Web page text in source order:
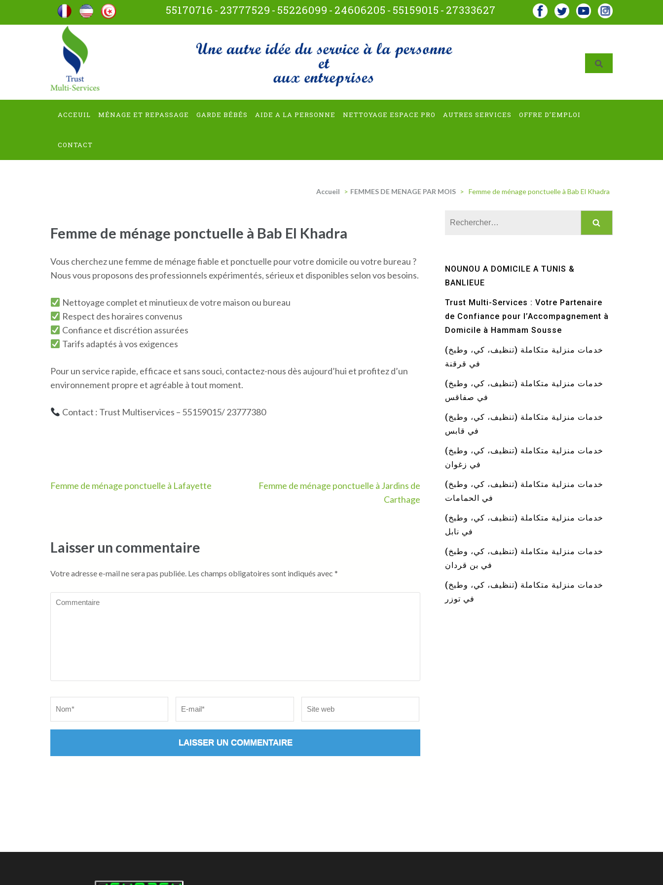
55170716 - 23777529 - 55226099 - 24606205 - 55159015 - 27333627
trust-multiservices
ACCEUIL MÉNAGE ET REPASSAGE GARDE BÉBÉS AIDE A LA PERSONNE NETTOYAGE ESPACE PRO AUTRES SERVICES OFFRE D’EMPLOI
CONTACT
Accueil > FEMMES DE MENAGE PAR MOIS > Femme de ménage ponctuelle à Bab El Khadra
Femme de ménage ponctuelle à Bab El Khadra
Vous cherchez une femme de ménage fiable et ponctuelle pour votre domicile ou votre bureau ?
Nous vous proposons des professionnels expérimentés, sérieux et disponibles selon vos besoins.
Nettoyage complet et minutieux de votre maison ou bureau
Respect des horaires convenus
Confiance et discrétion assurées
Tarifs adaptés à vos exigences
Pour un service rapide, efficace et sans souci, contactez-nous dès aujourd’hui et profitez d’un
environnement propre et agréable à tout moment.
Contact : Trust Multiservices – 55159015/ 23777380
Navigation
Femme de ménage ponctuelle à Lafayette
Femme de ménage ponctuelle à Jardins de
Carthage
Laisser un commentaire
Votre adresse e-mail ne sera pas publiée. Les champs obligatoires sont indiqués avec *
Commentaire
Rechercher :
NOUNOU A DOMICILE A TUNIS &
BANLIEUE
Trust Multi-Services : Votre Partenaire
de Confiance pour l’Accompagnement à
Domicile à Hammam Sousse
خدمات منزلية متكاملة (تنظيف، كي، وطبخ)
في قرقنة
خدمات منزلية متكاملة (تنظيف، كي، وطبخ)
في صفاقس
خدمات منزلية متكاملة (تنظيف، كي، وطبخ)
في قابس
خدمات منزلية متكاملة (تنظيف، كي، وطبخ)
في زغوان
خدمات منزلية متكاملة (تنظيف، كي، وطبخ)
في الحمامات
خدمات منزلية متكاملة (تنظيف، كي، وطبخ)
في نابل
خدمات منزلية متكاملة (تنظيف، كي، وطبخ)
في بن قردان
خدمات منزلية متكاملة (تنظيف، كي، وطبخ)
في توزر